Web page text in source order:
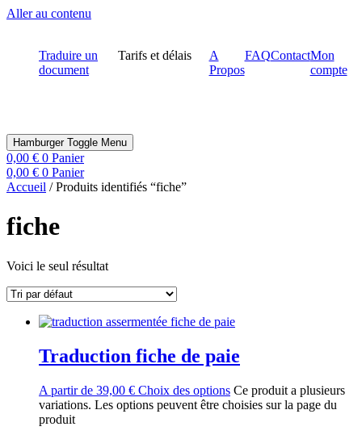
Aller au contenu
Traduire un
document
Tarifs et délais
A
Propos
FAQContactMon
compte
Hamburger Toggle Menu
0,00 € 0 Panier
0,00 € 0 Panier
Accueil / Produits identifiés “fiche”
fiche
Voici le seul résultat
Traduction fiche de paie
A partir de 39,00 € Choix des options Ce produit a plusieurs
variations. Les options peuvent être choisies sur la page du
produit